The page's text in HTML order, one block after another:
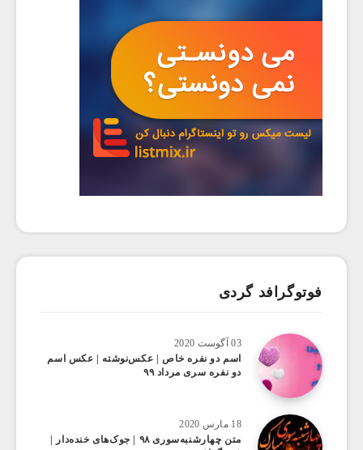
فوتوگرافد گردی
03 آگوست 2020
اسم دو نفره خاص | عکس‌نوشته | عکس اسم
دو نفره سری مرداد ۹۹
18 مارس 2020
متن چهارشنبه‌سوری ۹۸ | جوک‌های خنده‌دار |